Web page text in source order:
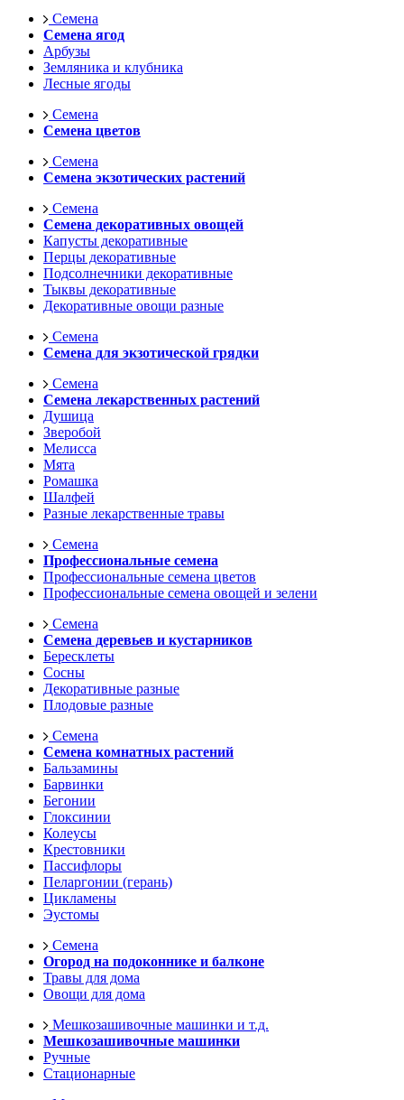
Семена
Семена ягод
Арбузы
Земляника и клубника
Лесные ягоды
Семена
Семена цветов
Семена
Семена экзотических растений
Семена
Семена декоративных овощей
Капусты декоративные
Перцы декоративные
Подсолнечники декоративные
Тыквы декоративные
Декоративные овощи разные
Семена
Семена для экзотической грядки
Семена
Семена лекарственных растений
Душица
Зверобой
Мелисса
Мята
Ромашка
Шалфей
Разные лекарственные травы
Семена
Профессиональные семена
Профессиональные семена цветов
Профессиональные семена овощей и зелени
Семена
Семена деревьев и кустарников
Бересклеты
Сосны
Декоративные разные
Плодовые разные
Семена
Семена комнатных растений
Бальзамины
Барвинки
Бегонии
Глоксинии
Колеусы
Крестовники
Пассифлоры
Пеларгонии (герань)
Цикламены
Эустомы
Семена
Огород на подоконнике и балконе
Травы для дома
Овощи для дома
Мешкозашивочные машинки и т.д.
Мешкозашивочные машинки
Ручные
Стационарные